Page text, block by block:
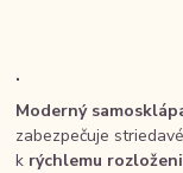
.
Moderný
zabezpečuje
k rýchlemu